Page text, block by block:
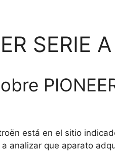
SERIE
está en el sitio
analizar que aparato